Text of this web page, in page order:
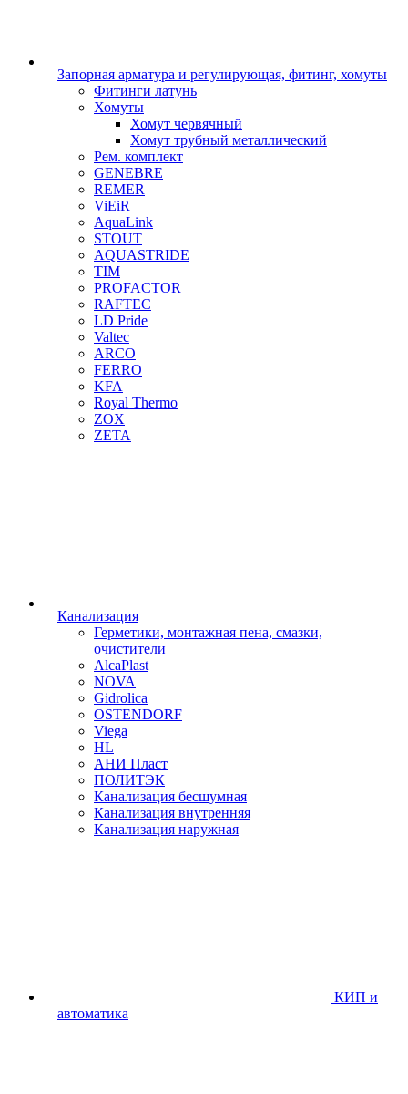
Запорная арматура и регулирующая, фитинг, хомуты
Фитинги латунь
Хомуты
Хомут червячный
Хомут трубный металлический
Рем. комплект
GENEBRE
REMER
ViEiR
AquaLink
STOUT
AQUASTRIDE
TIM
PROFACTOR
RAFTEC
LD Pride
Valtec
ARCO
FERRO
KFA
Royal Thermo
ZOX
ZETA
Канализация
Герметики, монтажная пена, смазки,
очистители
AlcaPlast
NOVA
Gidrolica
OSTENDORF
Viega
HL
АНИ Пласт
ПОЛИТЭК
Канализация бесшумная
Канализация внутренняя
Канализация наружная
КИП и
автоматика